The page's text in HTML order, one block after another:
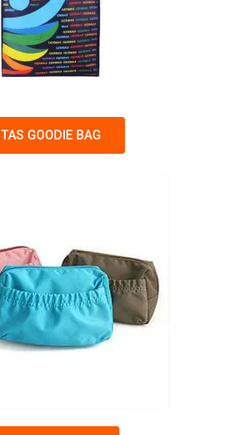
TAS GOODIE BAG